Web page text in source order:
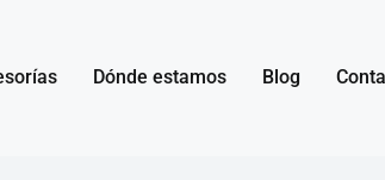
Dónde estamos Blog